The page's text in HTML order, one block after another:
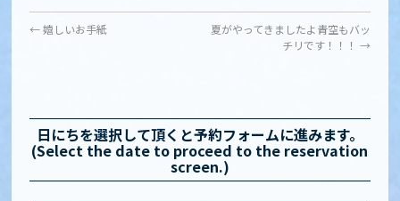
←嬉しいお手紙
夏がやってきましたよ青空もバッ
チリです！！！ →
日にちを選択して頂くと予約フォームに進みます。
(Select the date to proceed to the reservation
screen.)